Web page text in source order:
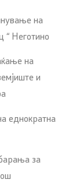
на
“ Неготино
на
и
еднократна
за